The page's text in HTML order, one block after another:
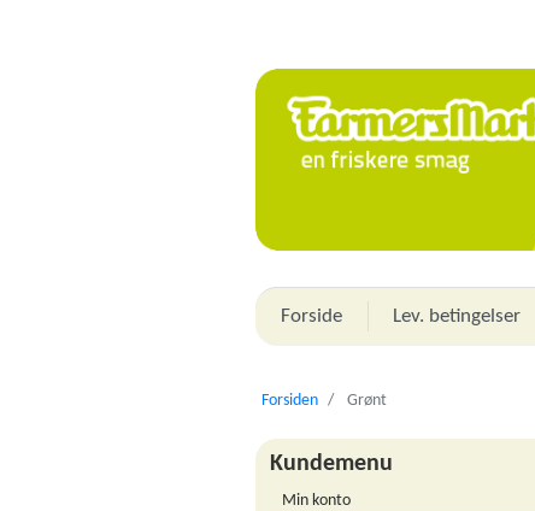
Forside Lev. betingelser
Forsiden Grønt
Kundemenu
Min konto